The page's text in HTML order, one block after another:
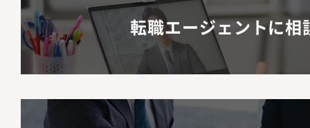
転職エージェントに相